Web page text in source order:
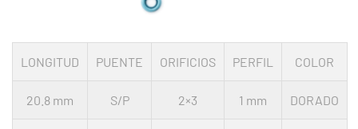
LONGITUD PUENTE ORIFICIOS PERFIL COLOR
20.8 mm S/P 2×3 1 mm DORADO